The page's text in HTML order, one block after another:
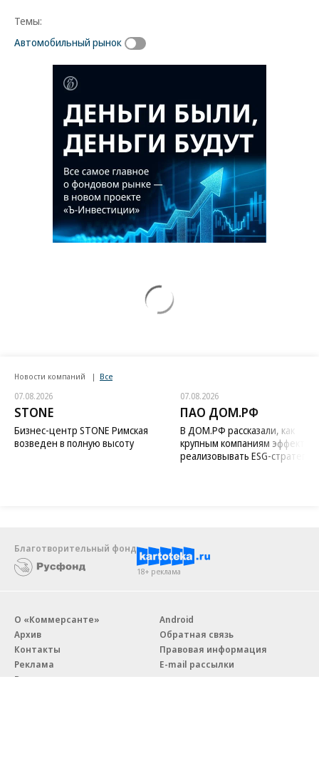
Темы:
Автомобильный рынок
Новости компаний Все
07.08.2026
STONE
Бизнес-центр STONE Римская
возведен в полную высоту
07.08.2026
ПАО ДОМ.РФ
В ДОМ.РФ рассказали, как
крупным компаниям
реализовывать ESG-стратегию
Благотворительный фонд
18+ реклама
О «Коммерсанте»
Архив
Контакты
Реклама
Вакансии
Android
Обратная связь
Правовая информация
E-mail рассылки